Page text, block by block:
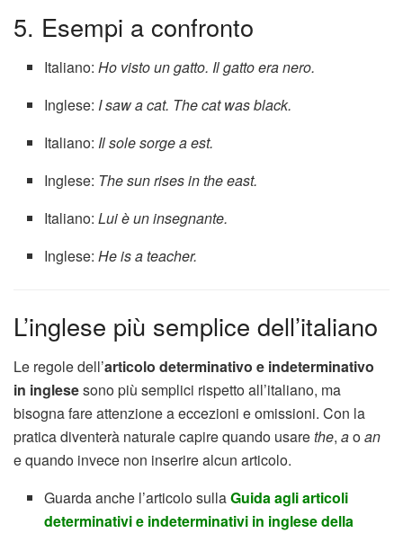
5. Esempi a confronto
Italiano:Ho visto un gatto. Il gatto era nero.
Inglese: I saw a cat. The cat was black.
Italiano: Il sole sorge a est.
Inglese: The sun rises in the east.
Italiano:Lui è un insegnante.
Inglese:He is a teacher.
L’inglese più semplice dell’italiano
Le regole dell’articolo determinativo e indeterminativo
in inglesesono più semplici rispetto all’italiano, ma
bisogna fare attenzione a eccezioni e omissioni. Con la
pratica diventerà naturale capire quando usarethe, aoan
e quando invece non inserire alcun articolo.
Guarda anche l’articolo sullaGuida agli articoli
determinativi e indeterminativi in inglese della